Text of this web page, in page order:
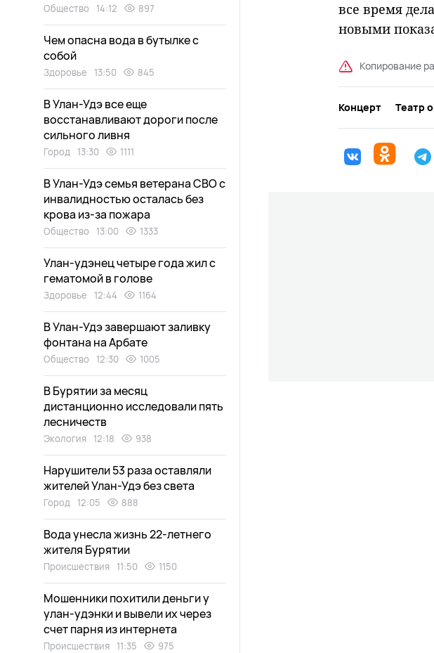
все время
новыми
Копирование
Концерт Театр
Общество 14:12 897
Чем опасна вода в бутылке с
собой
Здоровье 13:50 845
В Улан-Удэ все еще
восстанавливают дороги после
сильного ливня
Город 13:30 1111
В Улан-Удэ семья ветерана СВО с
инвалидностью осталась без
крова из-за пожара
Общество 13:00 1333
Улан-удэнец четыре года жил с
гематомой в голове
Здоровье 12:44 1164
В Улан-Удэ завершают заливку
фонтана на Арбате
Общество 12:30 1005
В Бурятии за месяц
дистанционно исследовали пять
лесничеств
Экология 12:18 938
Нарушители 53 раза оставляли
жителей Улан-Удэ без света
Город 12:05 888
Вода унесла жизнь 22-летнего
жителя Бурятии
Происшествия 11:50 1150
Мошенники похитили деньги у
улан-удэнки и вывели их через
счет парня из интернета
Происшествия 11:35 975